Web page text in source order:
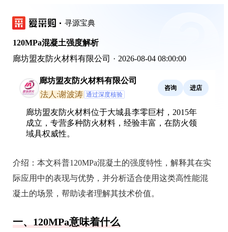
寻源宝典
120MPa混凝土强度解析
廊坊盟友防火材料有限公司 · 2026-08-04 08:00:00
廊坊盟友防火材料有限公司
法人:谢波涛 通过深度核验
咨询 进店
廊坊盟友防火材料位于大城县李零巨村，2015年
成立，专营多种防火材料，经验丰富，在防火领
域具权威性。
介绍： 本文科普120MPa混凝土的强度特性，解释其在实
际应用中的表现与优势，并分析适合使用这类高性能混
凝土的场景，帮助读者理解其技术价值。
一、120MPa意味着什么